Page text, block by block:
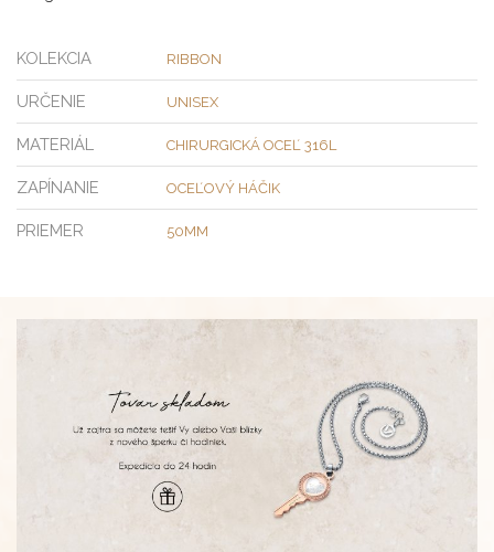
KOLEKCIA RIBBON
URČENIE UNISEX
MATERIÁL CHIRURGICKÁ OCEĽ 316L
ZAPÍNANIE OCEĽOVÝ HÁČIK
PRIEMER 50MM